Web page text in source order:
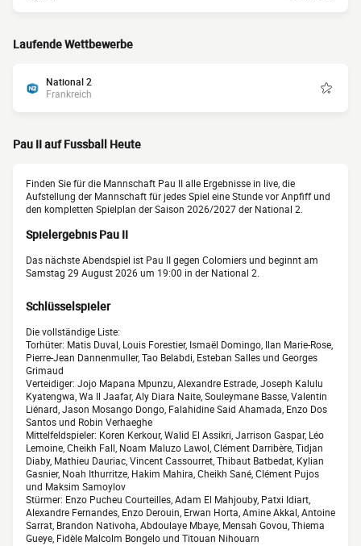
Laufende Wettbewerbe
National 2
Frankreich
Pau II auf Fussball Heute
Finden Sie für die Mannschaft Pau II alle Ergebnisse in live, die
Aufstellung der Mannschaft für jedes Spiel eine Stunde vor Anpfiff und
den kompletten Spielplan der Saison 2026/2027 der National 2.
Spielergebnis Pau II
Das nächste Abendspiel ist Pau II gegen Colomiers und beginnt am
Samstag 29 August 2026 um 19:00 in der National 2.
Schlüsselspieler
Die vollständige Liste:
Torhüter: Matis Duval, Louis Forestier, Ismaël Domingo, Ilan Marie-Rose,
Pierre-Jean Dannenmuller, Tao Belabdi, Esteban Salles und Georges
Grimaud
Verteidiger: Jojo Mapana Mpunzu, Alexandre Estrade, Joseph Kalulu
Kyatengwa, Wa Il Jaafar, Aly Diara Naite, Souleymane Basse, Valentin
Liénard, Jason Mosango Dongo, Falahidine Said Ahamada, Enzo Dos
Santos und Robin Verhaeghe
Mittelfeldspieler: Koren Kerkour, Walid El Assikri, Jarrison Gaspar, Léo
Lemoine, Cheikh Fall, Noam Maluzo Lawol, Clément Darribère, Tidjan
Diaby, Mathieu Dauriac, Vincent Cassourret, Thibaut Batbedat, Kylian
Gasnier, Noah Ithurritze, Hakim Mahira, Cheikh Sané, Clément Pujos
und Maksim Samoylov
Stürmer: Enzo Pucheu Courteilles, Adam El Mahjouby, Patxi Idiart,
Alexandre Fernandes, Enzo Derouin, Erwan Horta, Amine Akkal, Antoine
Sarrat, Brandon Nativoha, Abdoulaye Mbaye, Mensah Govou, Thiema
Gueye, Fidèle Malcolm Bongelo und Titouan Nihouarn